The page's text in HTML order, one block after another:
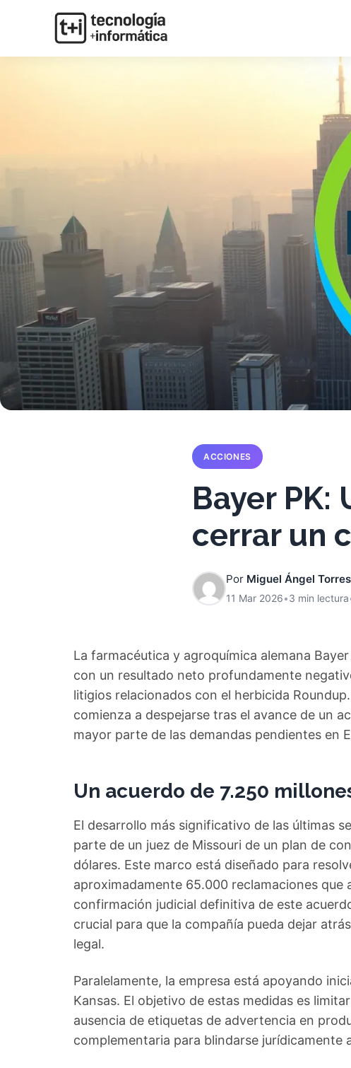
ACCIONES
Bayer PK:
cerrar un
Por Miguel Ángel
11 Mar 2026•3 min lectura
La farmacéutica y agroquímica alemana
con un resultado neto profundamente
litigios relacionados con el herbicida
comienza a despejarse tras el avance de un
mayor parte de las demandas pendientes en
Un acuerdo de 7.250
El desarrollo más significativo de las últimas
parte de un juez de Missouri de un plan de
dólares. Este marco está diseñado para
aproximadamente 65.000 reclamaciones que
confirmación judicial definitiva de este
crucial para que la compañía pueda dejar
legal.
Paralelamente, la empresa está apoyando
Kansas. El objetivo de estas medidas es
ausencia de etiquetas de advertencia en
complementaria para blindarse jurídicamente